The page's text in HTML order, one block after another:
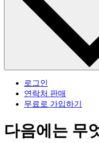
로그인
연락처 판매
무료로 가입하기
다음에는 무